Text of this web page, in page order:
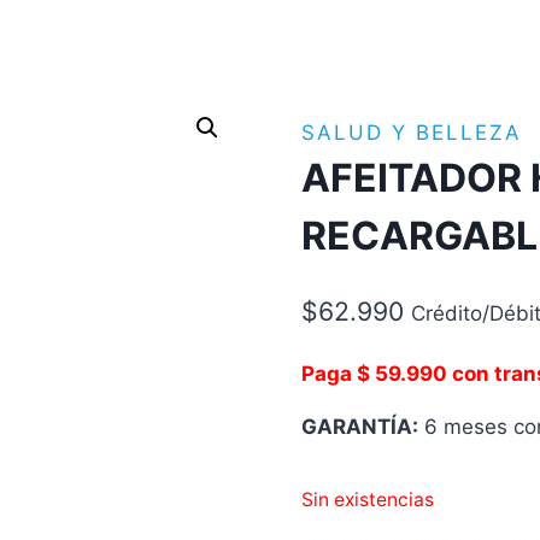
SALUD Y BELLEZA
AFEITADOR
$62.990 Crédito/
Paga $ 59.990 con
GARANTÍA: 6 meses
Sin existencias